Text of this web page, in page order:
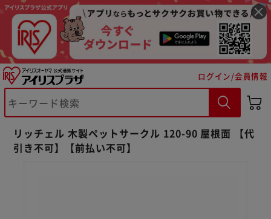
ログイン/会員情報
リッチェル 木製ペットサークル 120-90 屋根面 【代
引き不可】【前払い不可】
※ご確認ください
カートに入れる